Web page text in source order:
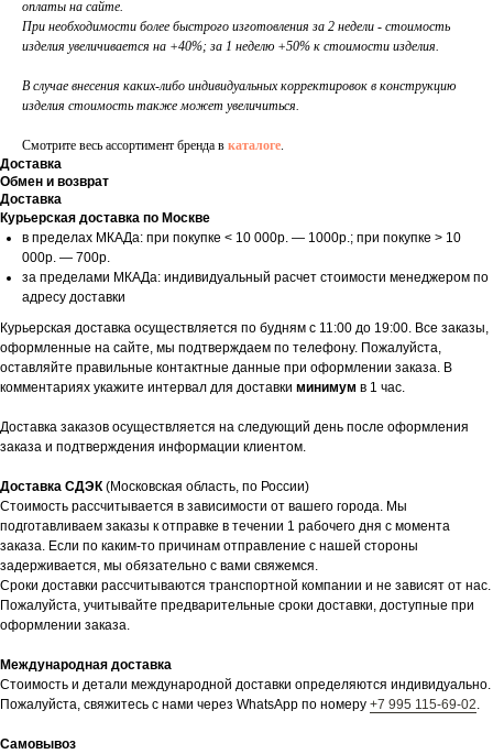
оплаты на сайте.
При необходимости более быстрого изготовления за 2 недели - стоимость
изделия увеличивается на +40%; за 1 неделю +50% к стоимости изделия.
В случае внесения каких-либо индивидуальных корректировок в конструкцию
изделия стоимость также может увеличиться.
Смотрите весь ассортимент бренда в каталоге.
Доставка
Обмен и возврат
Доставка
Курьерская доставка по Москве
в пределах МКАДа: при покупке < 10 000р. — 1000р.; при покупке > 10
000р. — 700р.
за пределами МКАДа: индивидуальный расчет стоимости менеджером по
адресу доставки
Курьерская доставка осуществляется по будням с 11:00 до 19:00. Все заказы,
оформленные на сайте, мы подтверждаем по телефону. Пожалуйста,
оставляйте правильные контактные данные при оформлении заказа. В
комментариях укажите интервал для доставки минимум в 1 час.
Доставка заказов осуществляется на следующий день после оформления
заказа и подтверждения информации клиентом.
Доставка СДЭК(Московская область, по России)
Стоимость рассчитывается в зависимости от вашего города. Мы
подготавливаем заказы к отправке в течении 1 рабочего дня с момента
заказа. Если по каким-то причинам отправление с нашей стороны
задерживается, мы обязательно с вами свяжемся.
Сроки доставки рассчитываются транспортной компании и не зависят от нас.
Пожалуйста, учитывайте предварительные сроки доставки, доступные при
оформлении заказа.
Международная доставка
Стоимость и детали международной доставки определяются индивидуально.
Пожалуйста, свяжитесь с нами через WhatsApp по номеру +7 995 115-69-02.
Самовывоз